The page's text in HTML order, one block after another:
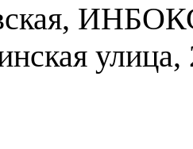
улица,